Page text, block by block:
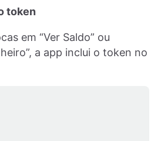
token
em “Ver Saldo” ou
a app inclui o token no